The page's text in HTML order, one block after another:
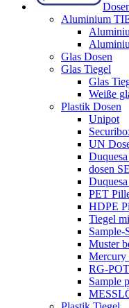
Aluminium
Glas Dosen
Glas Tiegel
Glas
Weiße
Plastik Dosen
Unipot
UN
dosen
PET
HDPE
Tiegel
Sample-
Muster
Mercury
RG-
Sample